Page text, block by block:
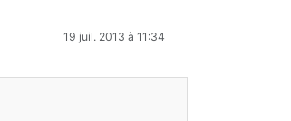
19 juil. 2013 à 11:34